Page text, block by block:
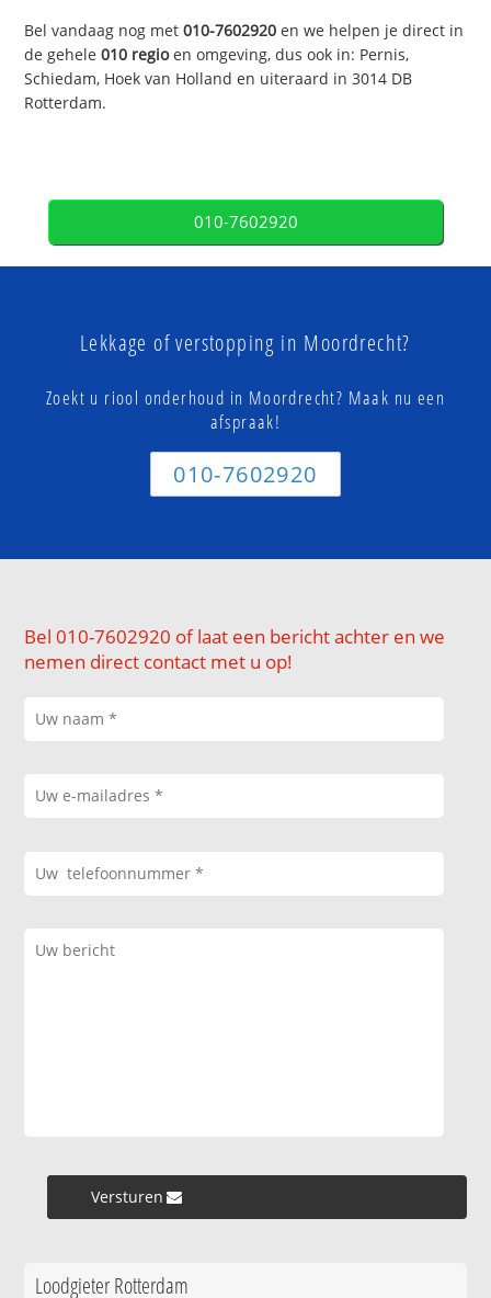
Bel vandaag nog met010-7602920 en we helpen je direct in
de gehele010 regioen omgeving, dus ook in: Pernis,
Schiedam, Hoek van Holland en uiteraard in 3014 DB
Rotterdam.
010-7602920
Lekkage of verstopping in Moordrecht?
Zoekt u riool onderhoud in Moordrecht? Maak nu een
afspraak!
010-7602920
Bel 010-7602920 of laat een bericht achter en we
nemen direct contact met u op!
Versturen »
Loodgieter Rotterdam